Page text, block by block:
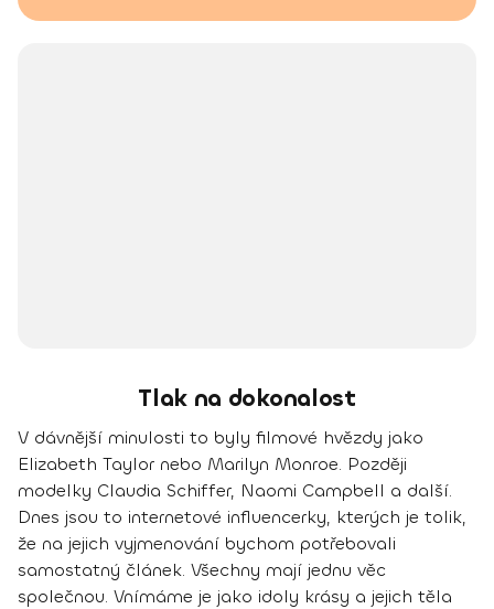
Tlak na dokonalost
V dávnější minulosti to byly filmové hvězdy jako
Elizabeth Taylor nebo Marilyn Monroe. Později
modelky Claudia Schiffer, Naomi Campbell a další.
Dnes jsou to internetové influencerky, kterých je tolik,
že na jejich vyjmenování bychom potřebovali
samostatný článek. Všechny mají jednu věc
společnou. Vnímáme je jako idoly krásy a jejich těla